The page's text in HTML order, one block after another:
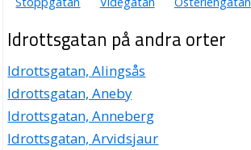
Idrottsgatan på andra orter
Idrottsgatan, Alingsås
Idrottsgatan, Aneby
Idrottsgatan, Anneberg
Idrottsgatan, Arvidsjaur